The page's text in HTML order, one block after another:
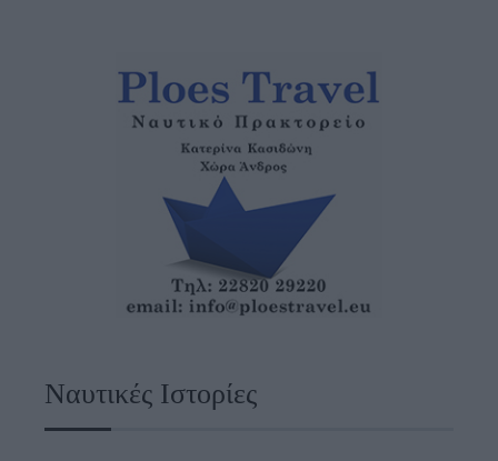
Ναυτικές Ιστορίες